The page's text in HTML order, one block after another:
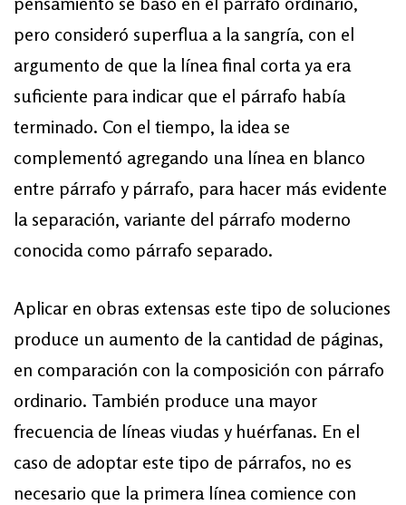
pero consideró superflua a la sangría, con el
argumento de que la línea final corta ya era
suficiente para indicar que el párrafo había
terminado. Con el tiempo, la idea se
complementó agregando una línea en blanco
entre párrafo y párrafo, para hacer más evidente
la separación, variante del párrafo moderno
conocida como párrafo separado.
Aplicar en obras extensas este tipo de soluciones
produce un aumento de la cantidad de páginas,
en comparación con la composición con párrafo
ordinario. También produce una mayor
frecuencia de líneas viudas y huérfanas. En el
caso de adoptar este tipo de párrafos, no es
necesario que la primera línea comience con